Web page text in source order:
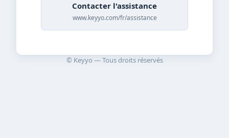
Contacter l'assistance
www.keyyo.com/fr/assistance
© Keyyo — Tous droits réservés